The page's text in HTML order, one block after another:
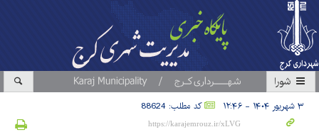
شورا
۳ شهریور ۱۴۰۴ - ۱۲:۴۶ کد مطلب: 88624